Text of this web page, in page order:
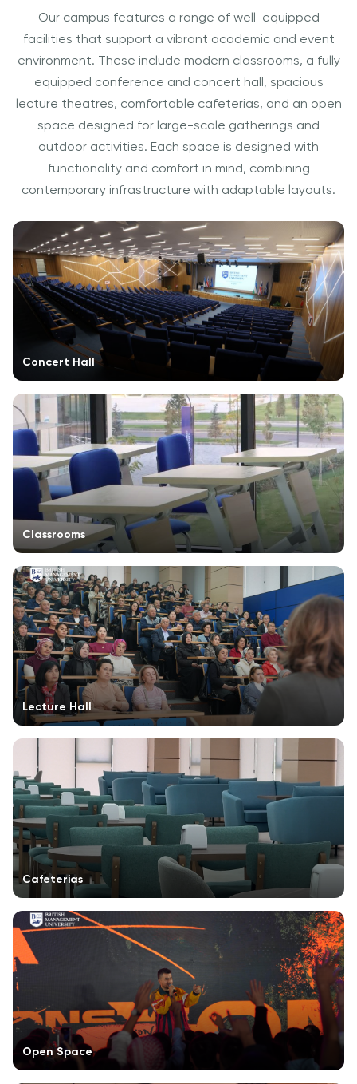
Our campus features a range of well-equipped
facilities that support a vibrant academic and event
environment. These include modern classrooms, a fully
equipped conference and concert hall, spacious
lecture theatres, comfortable cafeterias, and an open
space designed for large-scale gatherings and
outdoor activities. Each space is designed with
functionality and comfort in mind, combining
contemporary infrastructure with adaptable layouts.
Concert Hall
Classrooms
Lecture Hall
Cafeterias
Open Space